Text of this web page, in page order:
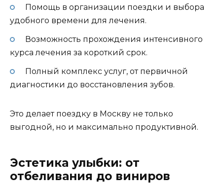
Помощь в организации поездки и выбора
удобного времени для лечения.
Возможность прохождения интенсивного
курса лечения за короткий срок.
Полный комплекс услуг, от первичной
диагностики до восстановления зубов.
Это делает поездку в Москву не только
выгодной, но и максимально продуктивной.
Эстетика улыбки: от
отбеливания до виниров